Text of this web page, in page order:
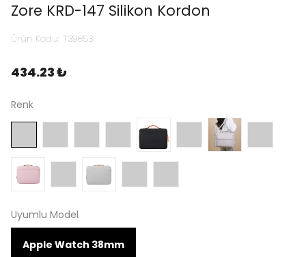
Zore KRD-147 Silikon Kordon
Ürün Kodu: T39853
434.23 ₺
Renk
Uyumlu Model
Apple Watch 38mm